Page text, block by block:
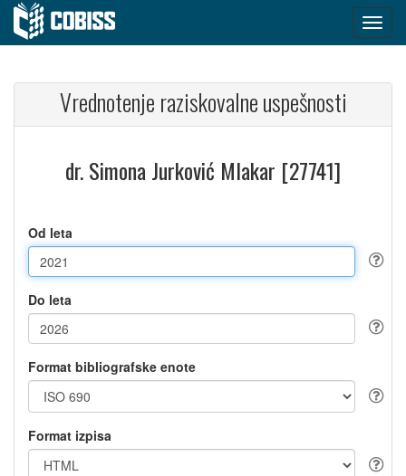
Vrednotenje raziskovalne uspešnosti
dr. Simona Jurković Mlakar [27741]
Od leta
Do leta
Format bibliografske enote
Format izpisa